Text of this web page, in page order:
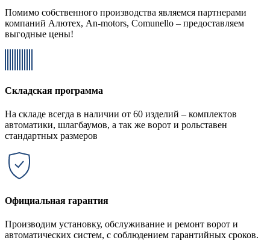
Помимо собственного производства являемся партнерами
компаний Алютех, An-motors, Comunello – предоставляем
выгодные цены!
Складская программа
На складе всегда в наличии от 60 изделий – комплектов
автоматики, шлагбаумов, а так же ворот и рольставен
стандартных размеров
Официальная гарантия
Производим установку, обслуживание и ремонт ворот и
автоматических систем, с соблюдением гарантийных сроков.